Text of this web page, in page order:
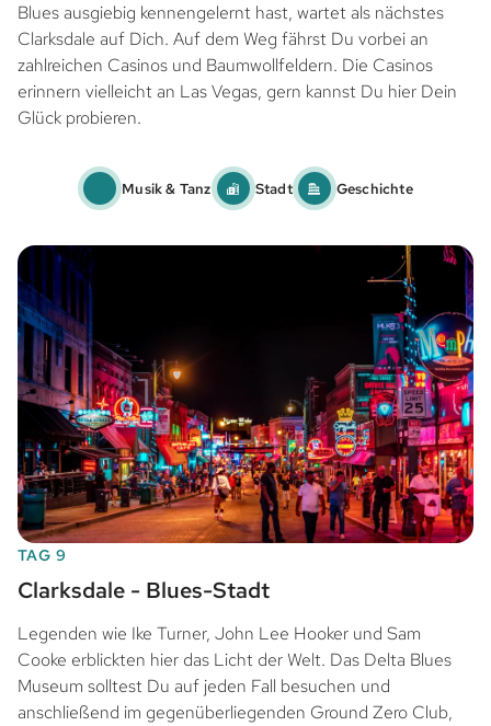
Blues ausgiebig kennengelernt hast, wartet als nächstes
Clarksdale auf Dich. Auf dem Weg fährst Du vorbei an
zahlreichen Casinos und Baumwollfeldern. Die Casinos
erinnern vielleicht an Las Vegas, gern kannst Du hier Dein
Glück probieren.
Musik & Tanz Stadt Geschichte
TAG 9
Clarksdale - Blues-Stadt
Legenden wie Ike Turner, John Lee Hooker und Sam
Cooke erblickten hier das Licht der Welt. Das Delta Blues
Museum solltest Du auf jeden Fall besuchen und
anschließend im gegenüberliegenden Ground Zero Club,